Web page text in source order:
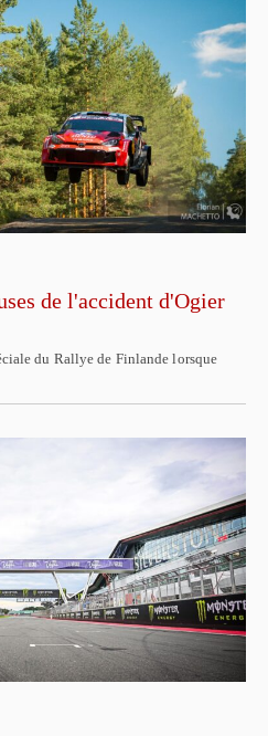
de l'accident d'Ogier
du Rallye de Finlande lorsque